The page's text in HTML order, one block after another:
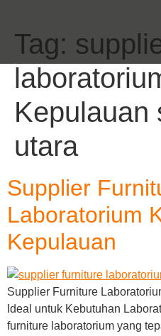
Tag:
Kepulauan
utara
Supplier
Laboratorium
Kepulauan
Supplier Furniture
Ideal untuk Kebutuhan
furniture laboratorium yang